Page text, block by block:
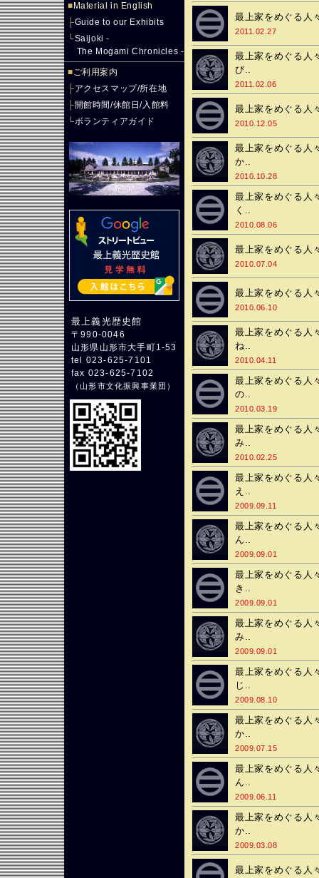
■ Material in English
├Guide to our Exhibits
└Saijoki -
The Mogami Chronicles -
■ご利用案内
├アクセスマップ/所在地
├開館時間/休館日/入館料
└ボランティアガイド
最上義光歴史館
〒990-0046
山形県山形市大手町1-53
tel 023-625-7101
fax 023-625-7102
（山形市文化振興事業団 ）
最上家をめぐる人
2011.02.27
最上家をめぐる人
び..
2011.02.06
最上家をめぐる人
2010.12.05
最上家をめぐる人
か..
2010.10.28
最上家をめぐる人
く..
2010.08.06
最上家をめぐる人
2010.07.04
最上家をめぐる人
2010.06.10
最上家をめぐる人
ね..
2010.04.11
最上家をめぐる人
の..
2010.03.19
最上家をめぐる人
み..
2010.02.25
最上家をめぐる人
え..
2009.09.11
最上家をめぐる人
ん..
2009.09.01
最上家をめぐる人
き..
2009.09.01
最上家をめぐる人
み..
2009.09.01
最上家をめぐる人
じ..
2009.08.10
最上家をめぐる人
か..
2009.07.15
最上家をめぐる人
ん..
2009.06.11
最上家をめぐる人
か..
2009.03.08
最上家をめぐる人